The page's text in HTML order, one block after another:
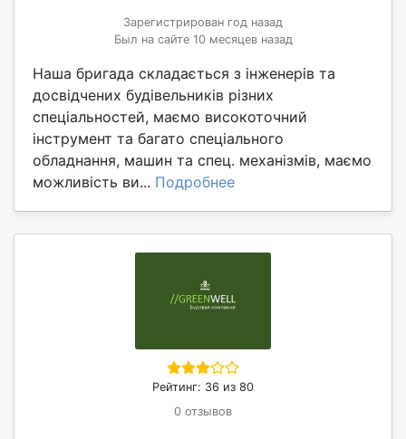
Зарегистрирован год назад
Был на сайте 10 месяцев назад
Наша бригада складається з інженерів та
досвідчених будівельників різних
спеціальностей, маємо високоточний
інструмент та багато спеціального
обладнання, машин та спец. механізмів, маємо
можливість ви... Подробнее
Рейтинг: 36 из 80
0 отзывов